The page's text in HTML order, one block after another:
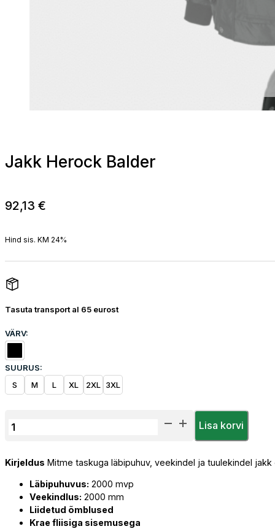
Jakk Herock Balder
92,13 €
Hind sis. KM 24%
Tasuta transport al 65 eurost
VÄRV:
SUURUS:
S
M L XL 2XL 3XL
Jakk
kogus
Lisa korvi
Kirjeldus Mitme taskuga läbipuhuv, veekindel ja tuulekindel
Läbipuhuvus: 2000 mvp
Veekindlus: 2000 mm
Liidetud õmblused
Krae fliisiga sisemusega